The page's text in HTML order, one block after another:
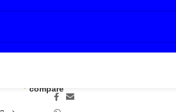
compare